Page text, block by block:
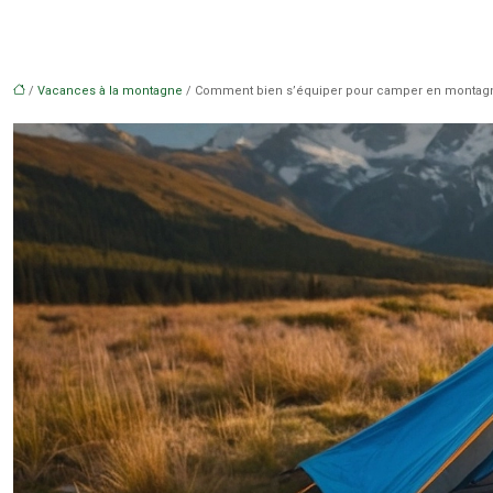
/ Vacances à la montagne / Comment bien s’équiper pour camper en